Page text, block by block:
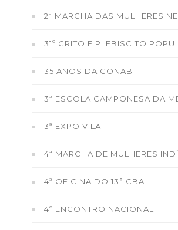
2ª MARCHA DAS MULHERES
31º GRITO E PLEBISCITO
35 ANOS DA CONAB
3ª ESCOLA CAMPONESA DA
3ª EXPO VILA
4ª MARCHA DE MULHERES
4ª OFICINA DO 13° CBA
4º ENCONTRO NACIONAL